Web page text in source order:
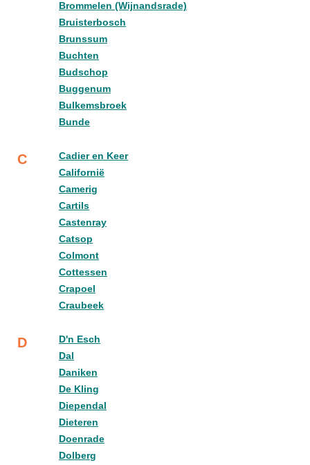
Brommelen (Wijnandsrade)
Bruisterbosch
Brunssum
Buchten
Budschop
Buggenum
Bulkemsbroek
Bunde
C
Cadier en Keer
Californië
Camerig
Cartils
Castenray
Catsop
Colmont
Cottessen
Crapoel
Craubeek
D
D'n Esch
Dal
Daniken
De Kling
Diependal
Dieteren
Doenrade
Dolberg